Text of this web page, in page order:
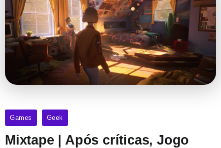
Games Geek
Mixtape | Após críticas, Jogo